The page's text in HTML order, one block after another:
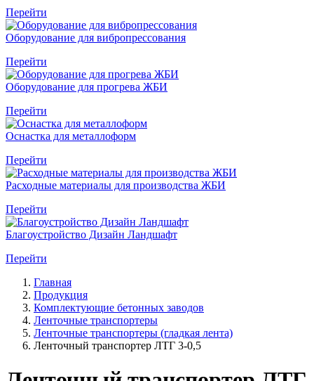
Перейти
Оборудование для вибропрессования
Перейти
Оборудование для прогрева ЖБИ
Перейти
Оснастка для металлоформ
Перейти
Расходные материалы для производства ЖБИ
Перейти
Благоустройство Дизайн Ландшафт
Перейти
Главная
Продукция
Комплектующие бетонных заводов
Ленточные транспортеры
Ленточные транспортеры (гладкая лента)
Ленточный транспортер ЛТГ 3-0,5